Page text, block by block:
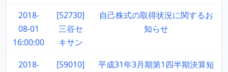
2018-
08-01
16:00:00
[52730]
三谷セ
キサン
自己株式の取得状況に関するお
知らせ
2018-
[59010]
平成31年3月期第1四半期決算短